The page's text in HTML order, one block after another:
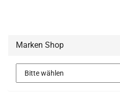
Marken Shop